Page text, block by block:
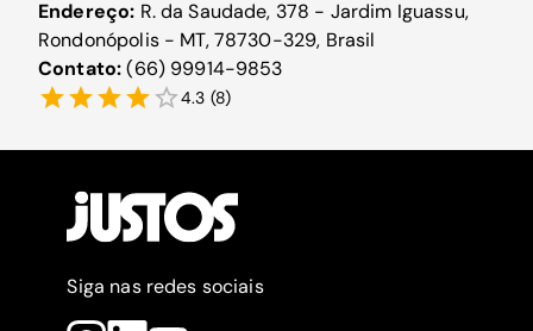
Endereço: R. da Saudade, 378 - Jardim Iguassu,
Rondonópolis - MT, 78730-329, Brasil
Contato:(66) 99914-9853
4.3 (8)
Siga nas redes sociais